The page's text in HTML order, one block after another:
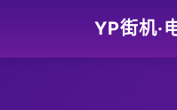
YP街机·